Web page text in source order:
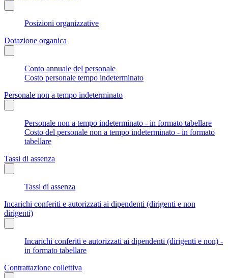
Posizioni organizzative
Dotazione organica
Conto annuale del personale
Costo personale tempo indeterminato
Personale non a tempo indeterminato
Personale non a tempo indeterminato - in formato tabellare
Costo del personale non a tempo indeterminato - in formato
tabellare
Tassi di assenza
Tassi di assenza
Incarichi conferiti e autorizzati ai dipendenti (dirigenti e non
dirigenti)
Incarichi conferiti e autorizzati ai dipendenti (dirigenti e non) -
in formato tabellare
Contrattazione collettiva